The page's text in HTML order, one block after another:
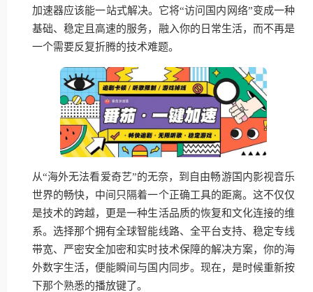
加速器应该能一站式解决。它将“访问国内网络”变成一种
基础、稳定且高速的服务，融入你的日常生活，而不再是
一个需要反复折腾的技术难题。
从“海外无法看爱奇艺”的无奈，到自由畅游国内影视音乐
世界的畅快，中间只隔着一个正确工具的距离。这不仅仅
是技术的跨越，更是一种生活品质的恢复和文化连接的维
系。选择那个拥有全球智能线路、全平台支持、稳定专线
带宽、严密安全加密和实时技术保障的解决方案，你的海
外数字生活，便能瞬间与国内同步。现在，是时候重新按
下那个熟悉的播放键了。